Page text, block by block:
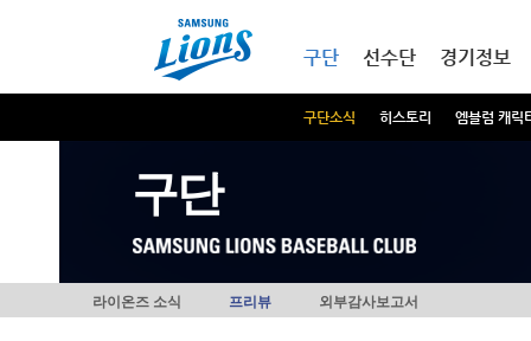
구단
구단소식 히스토리 엠블럼 캐릭
선수단 경기정보
구단
라이온즈 소식 프리뷰 외부감사보고서